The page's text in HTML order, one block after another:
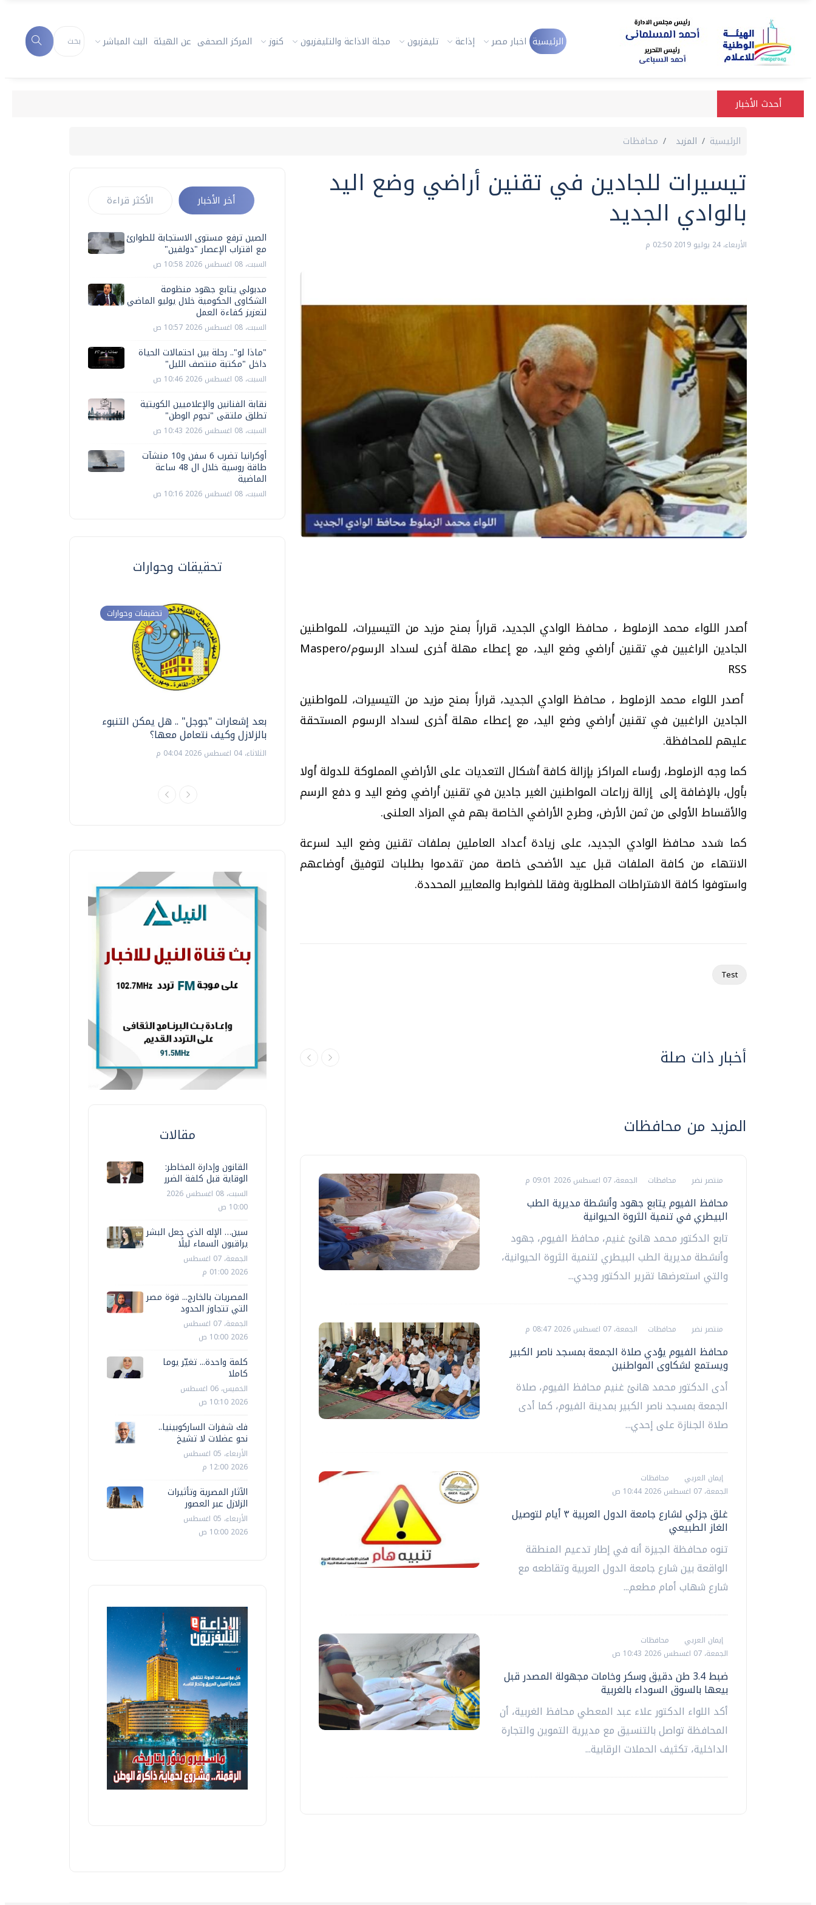
الرئيسية اخبار مصر إذاعة تليفزيون مجلة الاذاعة والتليفزيون كنوز المركز الصحفى عن الهيئة البث المباشر
أحدث الأخبار
الرئيسية المزيد محافظات
تيسيرات للجادين في تقنين أراضي وضع اليد
بالوادي الجديد
الأربعاء، 24 يوليو 2019 02:50 م
أصدر اللواء محمد الزملوط ، محافظ الوادي الجديد، قراراً بمنح مزيد من التيسيرات، للمواطنين
الجادين الراغبين في تقنين أراضي وضع اليد، مع إعطاء مهلة أخرى لسداد الرسوم/Maspero
RSS
أصدر اللواء محمد الزملوط ، محافظ الوادي الجديد، قراراً بمنح مزيد من التيسيرات، للمواطنين
الجادين الراغبين في تقنين أراضي وضع اليد، مع إعطاء مهلة أخرى لسداد الرسوم المستحقة
عليهم للمحافظة.
كما وجه الزملوط، رؤساء المراكز بإزالة كافة أشكال التعديات على الأراضي المملوكة للدولة أولا
بأول، بالإضافة إلى إزالة زراعات المواطنين الغير جادين في تقنين أراضي وضع اليد و دفع الرسم
والأقساط الأولى من ثمن الأرض، وطرح الأراضي الخاصة بهم في المزاد العلنى.
كما شدد محافظ الوادي الجديد، على زيادة أعداد العاملين بملفات تقنين وضع اليد لسرعة
الانتهاء من كافة الملفات قبل عيد الأضحى خاصة ممن تقدموا بطلبات لتوفيق أوضاعهم
واستوفوا كافة الاشتراطات المطلوبة وفقا للضوابط والمعايير المحددة.
Test
أخبار ذات صلة
المزيد من محافظات
منتصر نضر محافظات الجمعة، 07 اغسطس 2026 09:01 م
محافظ الفيوم يتابع جهود وأنشطة مديرية الطب
البيطري في تنمية الثروة الحيوانية
تابع الدكتور محمد هانئ غنيم، محافظ الفيوم، جهود
وأنشطة مديرية الطب البيطري لتنمية الثروة الحيوانية،
والتي استعرضها تقرير الدكتور وجدي...
منتصر نضر محافظات الجمعة، 07 اغسطس 2026 08:47 م
محافظ الفيوم يؤدي صلاة الجمعة بمسجد ناصر الكبير
ويستمع لشكاوى المواطنين
أدى الدكتور محمد هانئ غنيم محافظ الفيوم، صلاة
الجمعة بمسجد ناصر الكبير بمدينة الفيوم، كما أدى
صلاة الجنازة على إحدي...
إيمان العربي
محافظات
الجمعة، 07 اغسطس 2026 10:44 ص
غلق جزئي لشارع جامعة الدول العربية ٣ أيام لتوصيل
الغاز الطبيعي
تنوه محافظة الجيزة أنه في إطار تدعيم المنطقة
الواقعة بين شارع جامعة الدول العربية وتقاطعه مع
شارع شهاب أمام مطعم...
إيمان العربي
محافظات
الجمعة، 07 اغسطس 2026 10:43 ص
ضبط 3.4 طن دقيق وسكر وخامات مجهولة المصدر قبل
بيعها بالسوق السوداء بالغربية
أكد اللواء الدكتور علاء عبد المعطي محافظ الغربية، أن
المحافظة تواصل بالتنسيق مع مديرية التموين والتجارة
الداخلية، تكثيف الحملات الرقابية...
أخر الأخبار الأكثر قراءة
الصين ترفع مستوى الاستجابة للطوارئ
مع اقتراب الإعصار "دولفين"
السبت، 08 اغسطس 2026 10:58 ص
مدبولي يتابع جهود منظومة
الشكاوى الحكومية خلال يوليو الماضي
لتعزيز كفاءة العمل
السبت، 08 اغسطس 2026 10:57 ص
"ماذا لو".. رحلة بين احتمالات الحياة
داخل "مكتبة منتصف الليل"
السبت، 08 اغسطس 2026 10:46 ص
نقابة الفنانين والإعلاميين الكويتية
تطلق ملتقى "نجوم الوطن"
السبت، 08 اغسطس 2026 10:43 ص
أوكرانيا تضرب 6 سفن و10 منشآت
طاقة روسية خلال ال 48 ساعة
الماضية
السبت، 08 اغسطس 2026 10:16 ص
تحقيقات وحوارات
تحقيقات وحوارات
بعد إشعارات "جوجل" .. هل يمكن التنبوء
بالزلازل وكيف نتعامل معها؟
الثلاثاء، 04 اغسطس 2026 04:04 م
دليلك للتنسيق الجامعي .. تساؤلات فيديو.. الإعلام الرقمي.. تقنيات واعدة
وتحديات هائلة
موجات الطقس الساخنة.. لماذا تحدث وكيف
مقالات
القانون وإدارة المخاطر:
الوقاية قبل كلفة الضرر
السبت، 08 اغسطس 2026
10:00 ص
سين… الإله الذي جعل البشر
يراقبون السماء ليلًا
الجمعة، 07 اغسطس
2026 01:00 م
المصريات بالخارج... قوة مصر
التي تتجاوز الحدود
الجمعة، 07 اغسطس
2026 10:00 ص
كلمة واحدة... تغيّر يوما
كاملا
الخميس، 06 اغسطس
2026 10:10 ص
فك شفرات الساركوبينيا..
نحو عضلات لا تشيخ
الأربعاء، 05 اغسطس
2026 12:00 م
الآثار المصرية وتأثيرات
الزلازل عبر العصور
الأربعاء، 05 اغسطس
2026 10:00 ص